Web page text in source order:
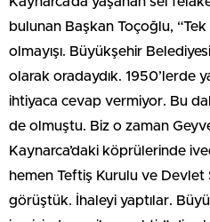
bulunan Başkan Toçoğlu, “Tek
olmayışı. Büyükşehir
olarak oradaydık. 1950’lerde
ihtiyaca cevap vermiyor. Bu
de olmuştu. Biz o zaman
Kaynarca’daki köprülerinde
hemen Teftiş Kurulu ve Devlet
görüştük. İhaleyi yaptılar.